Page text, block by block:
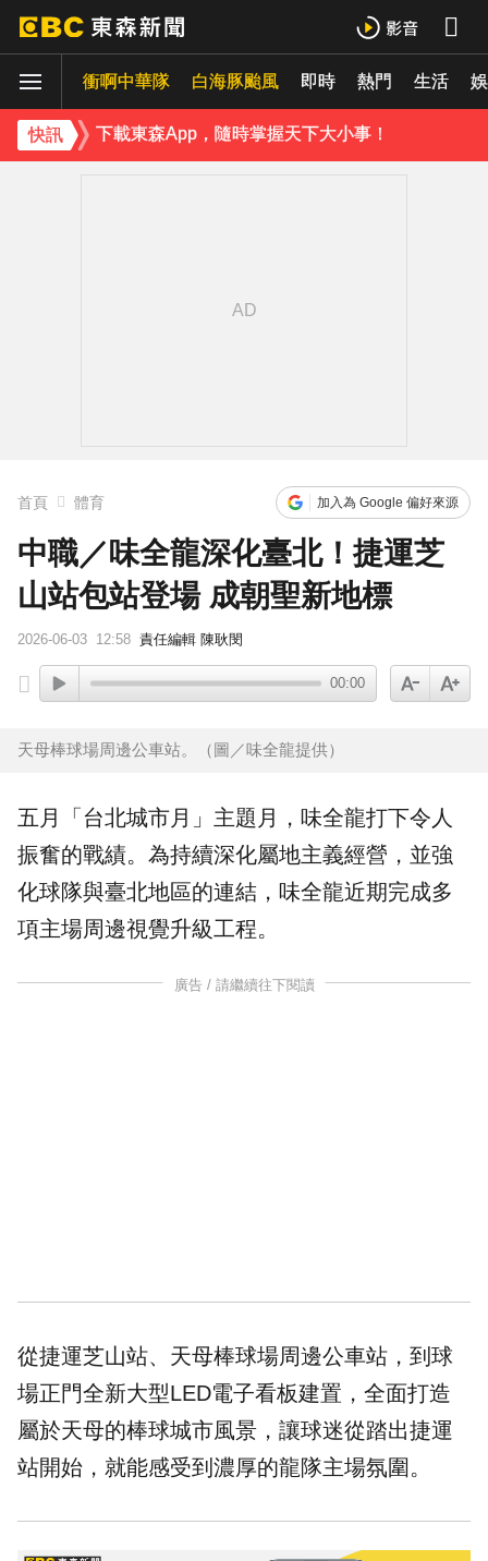
衝啊中華隊 白海豚颱風 即時 熱門 生活
快訊
ENHYPEN西村力站姐輕生亡！生前淚喊「本想再活久點」粉絲怒轟：別再差別對待
下載東森App，隨時掌握天下大小事！
首頁 體育 加入為 Google 偏好來源
中職／味全龍深化臺北！捷運芝
山站包站登場 成朝聖新地標
2026-06-03 12:58 責任編輯 陳耿閔
00:00
天母棒球場周邊公車站。（圖／味全龍提供）
五月「台北城市月」主題月， 味全龍打下令人
振奮的戰績。為持續深化屬地主義經營，並強
化球隊與臺北地區的連結，味全龍近期完成多
項主場周邊視覺升級工程。
廣告 / 請繼續往下閱讀
從捷運芝山站、天母棒球場周邊公車站，到球
場正門全新大型LED電子看板建置，全面打造
屬於天母的棒球城市風景，讓球迷從踏出捷運
站開始，就能感受到濃厚的龍隊主場氛圍。